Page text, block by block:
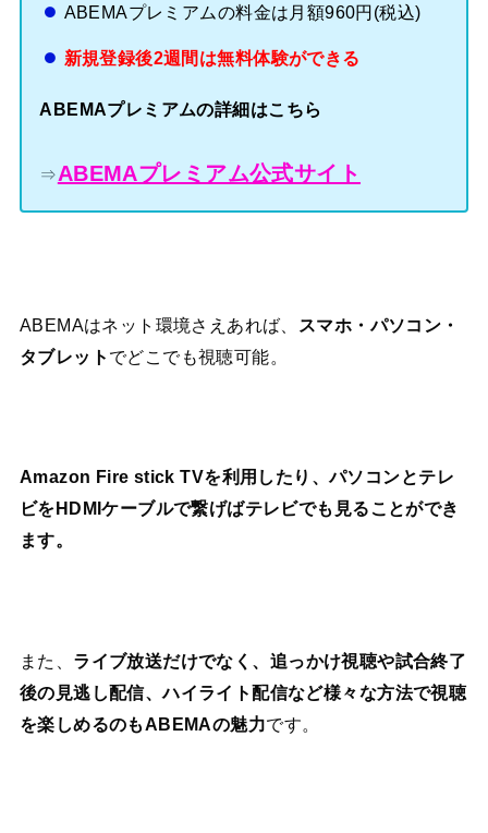
ABEMAプレミアムの料金は月額960円(税込)
新規登録後2週間は無料体験ができる
ABEMAプレミアムの詳細はこちら
⇒ABEMAプレミアム公式サイト
ABEMAはネット環境さえあれば、
スマホ・パソコン・
タブレット でどこでも視聴可能。
Amazon Fire stick TVを利用したり、パソコンとテレ
ビをHDMIケーブルで繋げばテレビでも見ることができ
ます。
また、 ライブ放送だけでなく、追っかけ視聴や試合終了
後の見逃し配信、ハイライト配信など様々な方法で視聴
を楽しめるのもABEMAの魅力です。